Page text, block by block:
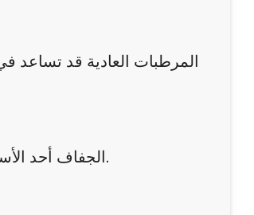
المرطبات العادية قد تساعد
الجفاف أحد الأسباب الرئيسية، لكنه قد يكون عرضًا لمشكلة جلدية مزمنة مثل الأكزيما أو الصدفية.